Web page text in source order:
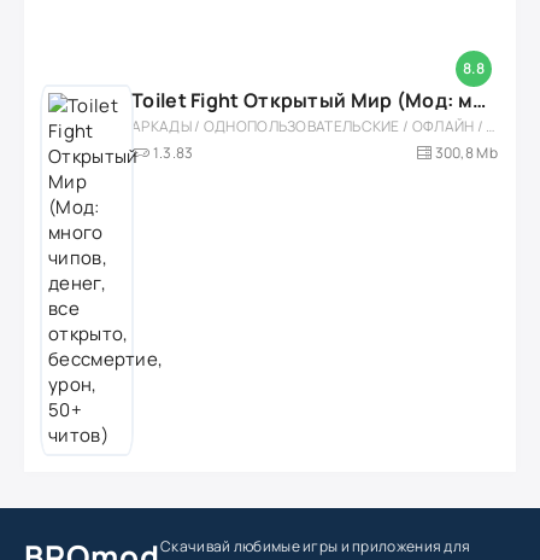
8.8
Toilet Fight Открытый Мир (Мод: много чипов, денег, все открыто, бессмертие, урон, 50+ читов)
АРКАДЫ / ОДНОПОЛЬЗОВАТЕЛЬСКИЕ / ОФЛАЙН / МОД / РОЛЕВЫЕ / ШУТЕРЫ / ОТКРЫТЫЙ МИР / ВСТРОЕННЫЙ КЕШ / 3D / ЭКШЕНЫ / ТУАЛЕТНЫЕ ВОЙНЫ / ДЛЯ ДЕТЕЙ
1.3.83
300,8 Mb
Скачивай любимые игрыи приложения для